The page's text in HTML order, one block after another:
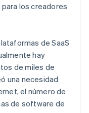
los creadores
de SaaS
hay
de miles de
una necesidad
el número de
de software de